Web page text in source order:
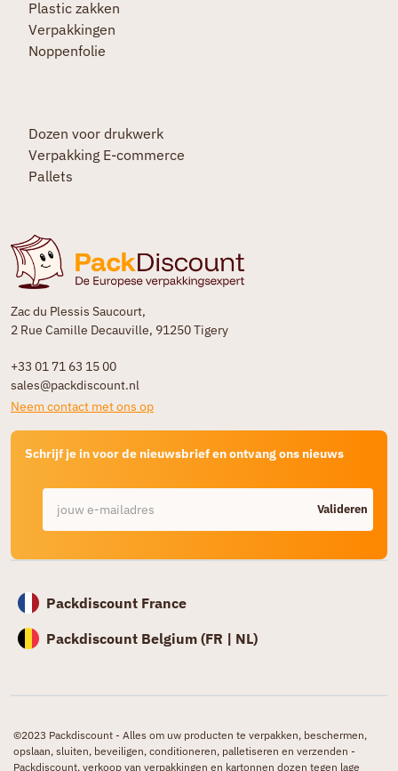
Zac du Plessis Saucourt,
2 Rue Camille Decauville, 91250 Tigery
+33 01 71 63 15 00
sales@packdiscount.nl
Neem contact met ons op
Schrijf je in voor de nieuwsbrief en ontvang ons nieuws
Valideren
Plastic zakken
Verpakkingen
Noppenfolie
Dozen voor drukwerk
Verpakking E-commerce
Pallets
Packdiscount France
Packdiscount Belgium (FR | NL)
©2023 Packdiscount - Alles om uw producten te verpakken, beschermen,
opslaan, sluiten, beveiligen, conditioneren, palletiseren en verzenden -
Packdiscount, verkoop van verpakkingen en kartonnen dozen tegen lage